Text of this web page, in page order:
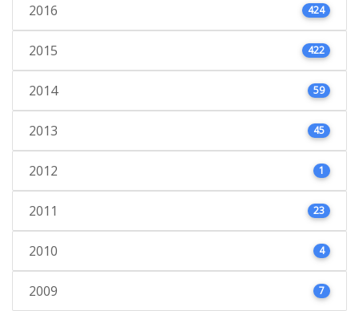
2016 424
2015 422
2014 59
2013 45
2012 1
2011 23
2010 4
2009 7